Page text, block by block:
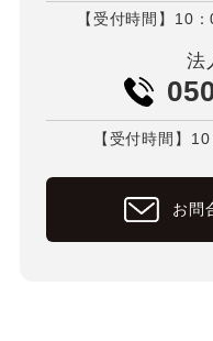
【受付時間】10
法
【受付時間】
お問